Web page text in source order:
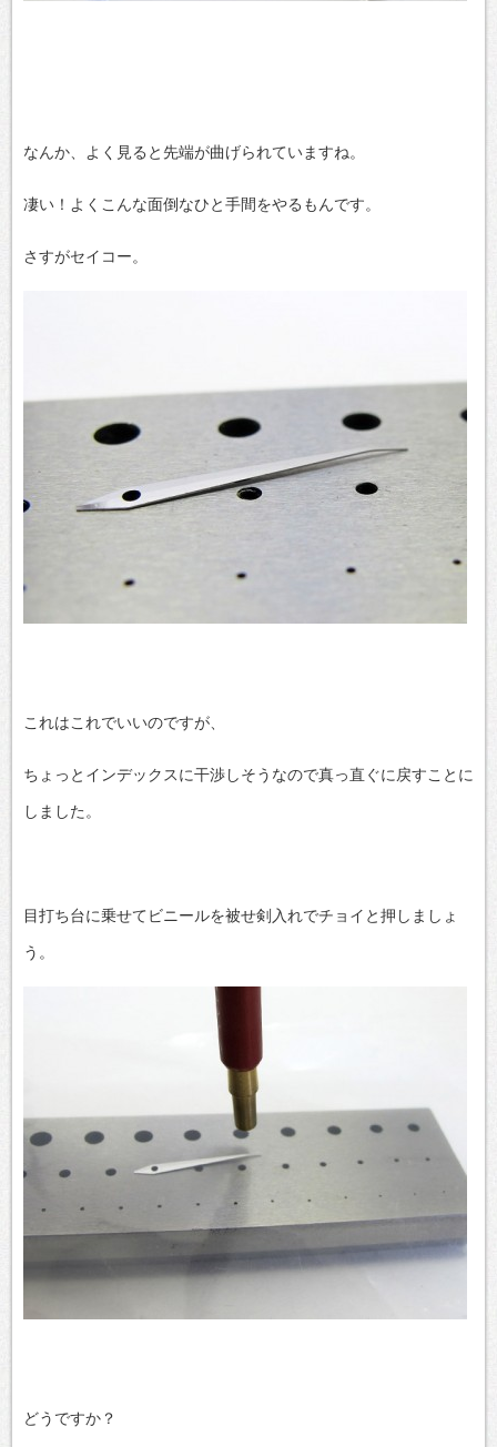
なんか、よく見ると先端が曲げられていますね。
凄い！よくこんな面倒なひと手間をやるもんです。
さすがセイコー。
これはこれでいいのですが、
ちょっとインデックスに干渉しそうなので真っ直ぐに戻すことに
しました。
目打ち台に乗せてビニールを被せ剣入れでチョイと押しましょ
う。
どうですか？